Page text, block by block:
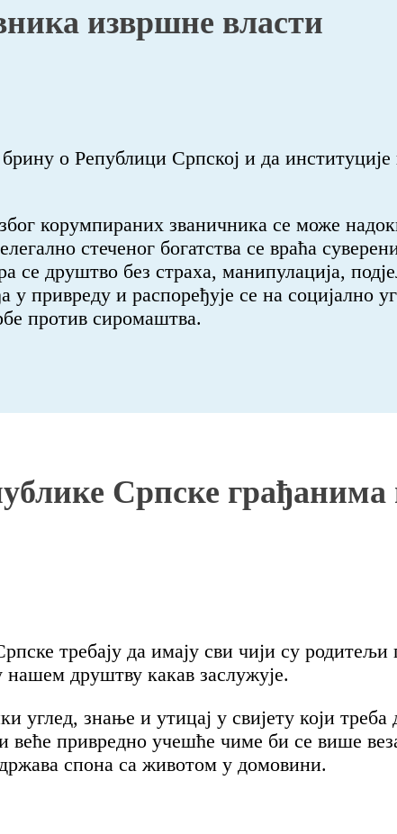
извршне власти
о Републици Српској и да институције
корумпираних званичника се може
стеченог богатства се враћа
се друштво без страха, манипулација,
привреду и распоређује се на социјално
против сиромаштва.
Српске грађанима
требају да имају сви чији су родитељи
друштву какав заслужује.
углед, знање и утицај у свијету који
веће привредно учешће чиме би се више
спона са животом у домовини.